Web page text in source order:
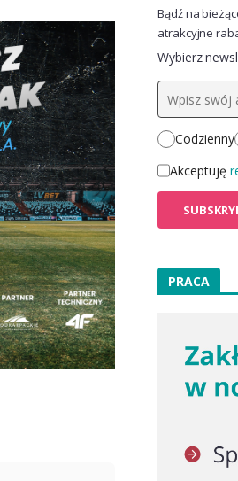
Bądź na
atrakcyjne
Wybierz
Codzienny
Akceptuję
PRACA